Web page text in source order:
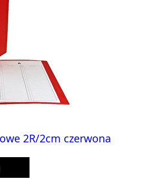
2R/2cm czerwona